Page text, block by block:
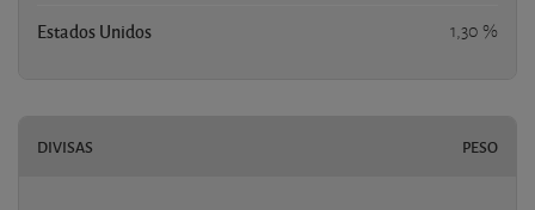
Estados Unidos 1,30 %
DIVISAS PESO